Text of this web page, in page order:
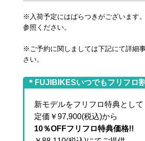
※入荷予定にはばらつきがございます
参照ください。
※ご予約に関しましては下記にて詳細
さい。
＊FUJIBIKESいつでもフリフロ
新モデルをフリフロ特典として
定価￥97,900(税込)から
10％OFFフリフロ特典価格!!